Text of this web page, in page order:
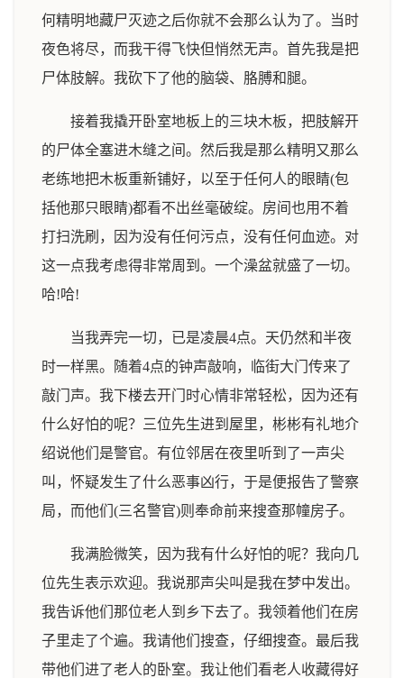
何精明地藏尸灭迹之后你就不会那么认为了。当时
夜色将尽，而我干得飞快但悄然无声。首先我是把
尸体肢解。我砍下了他的脑袋、胳膊和腿。
接着我撬开卧室地板上的三块木板，把肢解开
的尸体全塞进木缝之间。然后我是那么精明又那么
老练地把木板重新铺好，以至于任何人的眼睛(包
括他那只眼睛)都看不出丝毫破绽。房间也用不着
打扫洗刷，因为没有任何污点，没有任何血迹。对
这一点我考虑得非常周到。一个澡盆就盛了一切。
哈!哈!
当我弄完一切，已是凌晨4点。天仍然和半夜
时一样黑。随着4点的钟声敲响，临街大门传来了
敲门声。我下楼去开门时心情非常轻松，因为还有
什么好怕的呢？三位先生进到屋里，彬彬有礼地介
绍说他们是警官。有位邻居在夜里听到了一声尖
叫，怀疑发生了什么恶事凶行，于是便报告了警察
局，而他们(三名警官)则奉命前来搜查那幢房子。
我满脸微笑，因为我有什么好怕的呢？我向几
位先生表示欢迎。我说那声尖叫是我在梦中发出。
我告诉他们那位老人到乡下去了。我领着他们在房
子里走了个遍。我请他们搜查，仔细搜查。最后我
带他们进了老人的卧室。我让他们看老人收藏得好